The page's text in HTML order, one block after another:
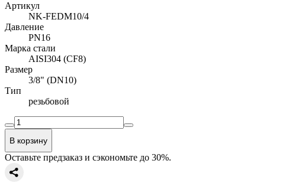
Артикул
NK-FEDM10/4
Давление
PN16
Марка стали
AISI304 (CF8)
Размер
3/8" (DN10)
Тип
резьбовой
В корзину
Оставьте предзаказ и сэкономьте до 30%.